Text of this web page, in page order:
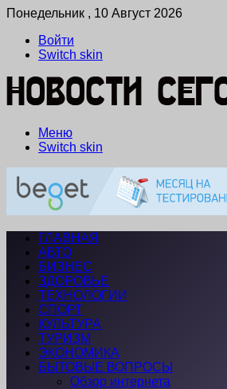
Понедельник , 10 Август 2026
Войти
Switch skin
Меню
Switch skin
ГЛАВНАЯ
АВТО
БИЗНЕС
ЗДОРОВЬЕ
ТЕХНОЛОГИИ
СПОРТ
КУЛЬТУРА
ТУРИЗМ
ЭКОНОМИКА
БЫТОВЫЕ ВОПРОСЫ
Обзор интернета